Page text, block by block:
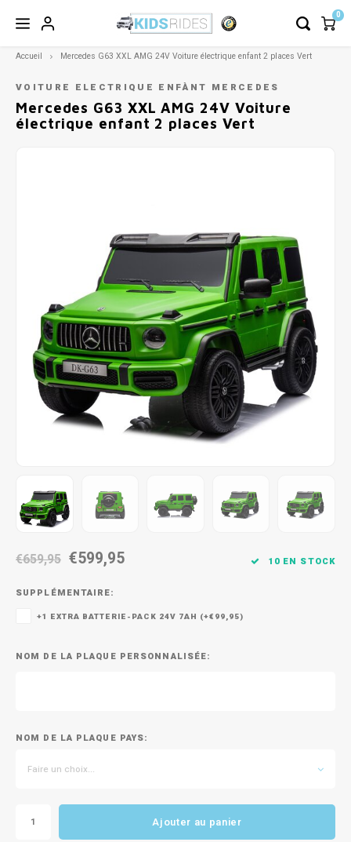
0
Accueil Mercedes G63 XXL AMG 24V Voiture électrique enfant 2 places Vert
VOITURE ELECTRIQUE ENFÀNT MERCEDES
Mercedes G63 XXL AMG 24V Voiture
électrique enfant 2 places Vert
€659,95 €599,95 10 EN STOCK
SUPPLÉMENTAIRE:
+1 EXTRA BATTERIE-PACK 24V 7AH (+€99,95)
NOM DE LA PLAQUE PERSONNALISÉE:
NOM DE LA PLAQUE PAYS:
Faire un choix...
Ajouter au panier